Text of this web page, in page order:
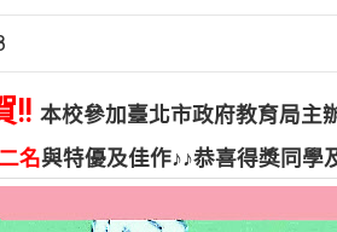
!! 本校參加臺北市政府教育局主
名與特優及佳作♪♪恭喜得獎同學